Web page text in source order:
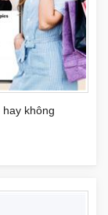
không